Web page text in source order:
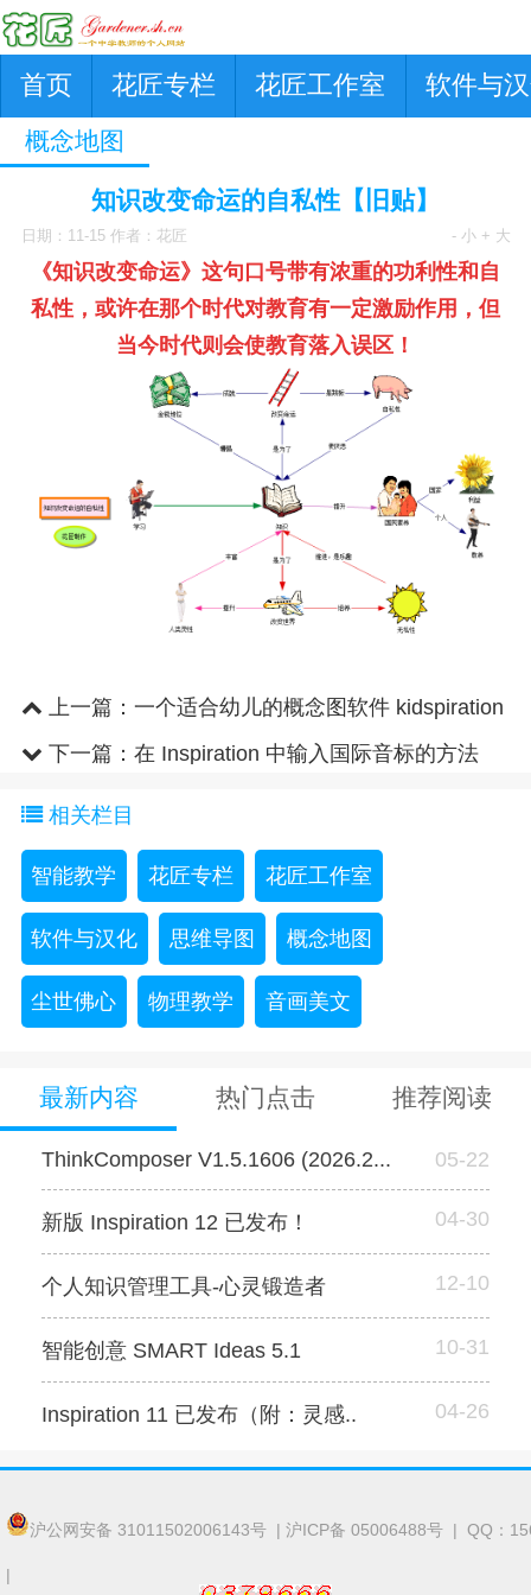
首页 花匠专栏 花匠工作室 软件与
概念地图
知识改变命运的自私性【旧贴】
日期：11-15 作者：花匠 - 小 + 大
《知识改变命运》这句口号带有浓重的功利性和自
私性，或许在那个时代对教育有一定激励作用，但
当今时代则会使教育落入误区！
上一篇： 一个适合幼儿的概念图软件 kidspiration
3.0下一篇： 在 Inspiration 中输入国际音标的方法
相关栏目
智能教学 花匠专栏 花匠工作室
软件与汉化 思维导图 概念地图
尘世佛心 物理教学 音画美文
最新内容 热门点击 推荐阅读
ThinkComposer V1.5.1606 (2026.2... 05-22
新版 ​Inspiration 12 已发布！ 04-30
个人知识管理工具-心灵锻造者 12-10
智能创意 SMART Ideas 5.1 10-31
Inspiration 11 已发布（附：灵感.. 04-26
沪公网安备 31011502006143号 | 沪ICP备 05006488号 | QQ：
|